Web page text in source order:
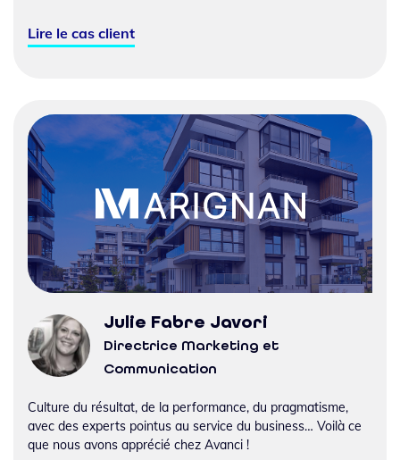
Lire le cas client
Julie Fabre Javori
Directrice Marketing et
Communication
Culture du résultat, de la performance, du pragmatisme,
avec des experts pointus au service du business… Voilà ce
que nous avons apprécié chez Avanci !